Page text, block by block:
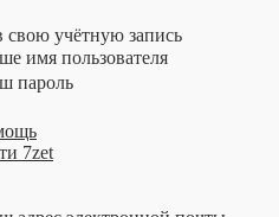
свою учётную запись
имя пользователя
пароль
7zet